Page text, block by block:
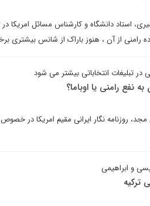
‌استاد دانشگاه و کارشناس مسائل امریکا در
رامنی از آن ، هنوز باراک از شانس بیشتری
تبلیغات انتخاباتی بیشتر می شود
نفع رامنی یا اوباما؟
روزنامه نگار ایرانی مقیم امریکا در
و ابراهیمی
ترکیه